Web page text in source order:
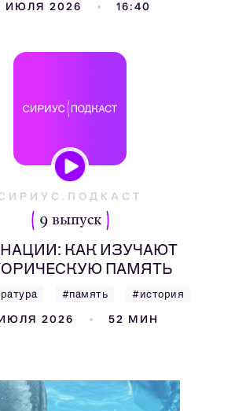
ИЮЛЯ 2026 16:40
9 выпуск
КАК ИЗУЧАЮТ
ПАМЯТЬ
#память #история
2026 52 МИН